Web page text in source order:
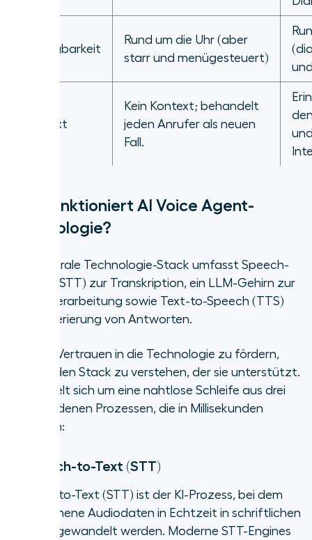
Verfügbarkeit
Rund um die Uhr (aber
starr und menügesteuert)
Kontext
Kein Kontext; behandelt
jeden Anrufer als neuen
Fall.
Wie funktioniert AI Voice Agent-
Technologie?
Der zentrale Technologie-Stack umfasst Speech-
to-Text (STT) zur Transkription, ein LLM-Gehirn zur
Sprachverarbeitung sowie Text-to-Speech (TTS)
zur Generierung von Antworten.
Um das Vertrauen in die Technologie zu fördern,
hilft es, den Stack zu verstehen, der sie unterstützt.
Es handelt sich um eine nahtlose Schleife aus drei
verschiedenen Prozessen, die in Millisekunden
ablaufen:
1. Speech-to-Text (STT)
Speech-to-Text (STT) ist der KI-Prozess, bei dem
gesprochene Audiodaten in Echtzeit in schriftlichen
Text umgewandelt werden. Moderne STT-Engines